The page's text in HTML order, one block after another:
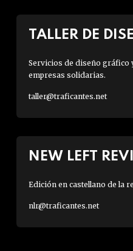
TALLER DE
Servicios de diseño gráfico
empresas solidarias.
taller@traficantes.net
NEW LEFT
Edición en castellano de la
nlr@traficantes.net